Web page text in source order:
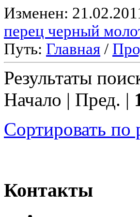
Изменен:
перец черный
Путь: Главная /
Результаты
Начало | Пред. |
Сортировать по
Контакты